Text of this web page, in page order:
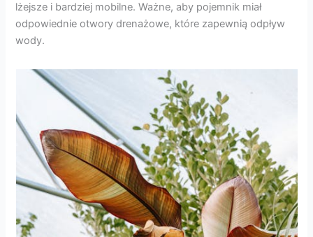
lżejsze i bardziej mobilne. Ważne, aby pojemnik miał
odpowiednie otwory drenażowe, które zapewnią odpływ
wody.